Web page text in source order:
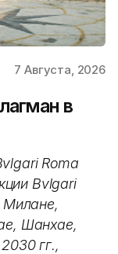
7 Августа, 2026
в
Roma
Bvlgari
Милане,
Шанхае,
гг.,